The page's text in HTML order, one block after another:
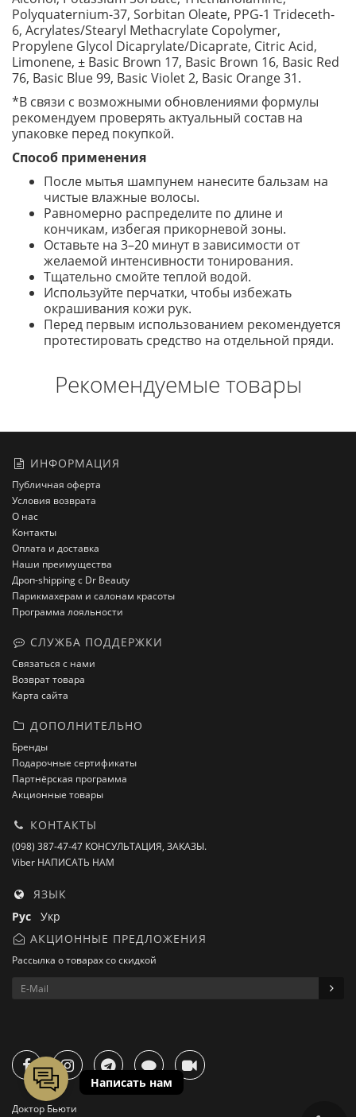
Polyquaternium-37, Sorbitan Oleate, PPG-1 Trideceth-
6, Acrylates/Stearyl Methacrylate Copolymer,
Propylene Glycol Dicaprylate/Dicaprate, Citric Acid,
Limonene, ± Basic Brown 17, Basic Brown 16, Basic Red
76, Basic Blue 99, Basic Violet 2, Basic Orange 31.
*В связи с возможными обновлениями формулы
рекомендуем проверять актуальный состав на
упаковке перед покупкой.
Способ применения
После мытья шампунем нанесите бальзам на
чистые влажные волосы.
Равномерно распределите по длине и
кончикам, избегая прикорневой зоны.
Оставьте на 3–20 минут в зависимости от
желаемой интенсивности тонирования.
Тщательно смойте теплой водой.
Используйте перчатки, чтобы избежать
окрашивания кожи рук.
Перед первым использованием рекомендуется
протестировать средство на отдельной пряди.
Рекомендуемые товары
ИНФОРМАЦИЯ
Публичная оферта
Условия возврата
О нас
Контакты
Оплата и доставка
Наши преимущества
Дроп-shipping с Dr Beauty
Парикмахерам и салонам красоты
Программа лояльности
СЛУЖБА ПОДДЕРЖКИ
Связаться с нами
Возврат товара
Карта сайта
ДОПОЛНИТЕЛЬНО
Бренды
Подарочные сертификаты
Партнёрская программа
Акционные товары
КОНТАКТЫ
(098) 387-47-47 КОНСУЛЬТАЦИЯ, ЗАКАЗЫ.
Viber НАПИСАТЬ НАМ
ЯЗЫК
Рус Укр
АКЦИОННЫЕ ПРЕДЛОЖЕНИЯ
Рассылка о товарах со скидкой
Доктор Бьюти